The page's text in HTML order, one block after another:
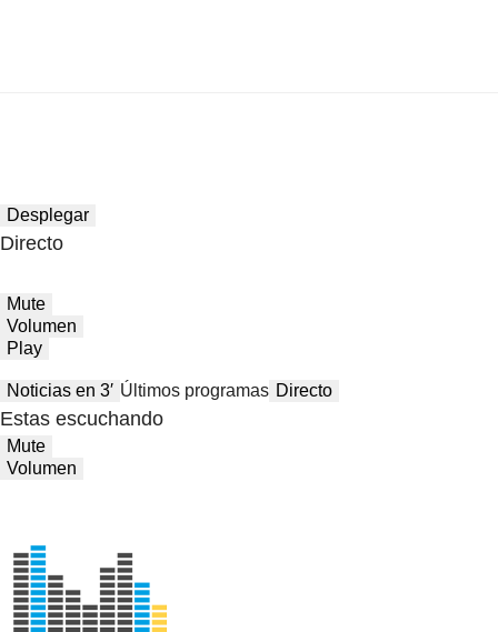
Desplegar
Directo
Mute
Volumen
Play
Noticias en 3′ Últimos programas Directo
Estas escuchando
Mute
Volumen